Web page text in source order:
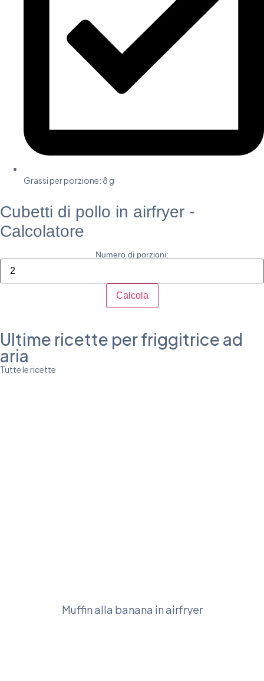
Grassi per porzione: 8 g
Cubetti di pollo in airfryer -
Calcolatore
Numero di porzioni:
Calcola
Ultime ricette per friggitrice ad
aria
Tutte le ricette
Muffin alla banana in airfryer